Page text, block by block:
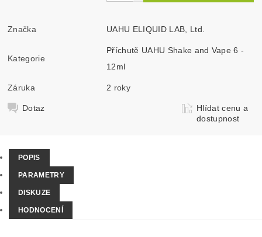
Značka UAHU ELIQUID LAB, Ltd.
Kategorie
Příchutě UAHU Shake and Vape 6 -
12ml
Záruka 2 roky
Dotaz
Hlídat cenu a
dostupnost
POPIS
PARAMETRY
DISKUZE
HODNOCENÍ